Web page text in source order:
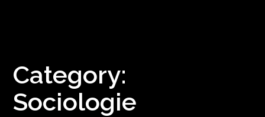
Category:
Sociologie